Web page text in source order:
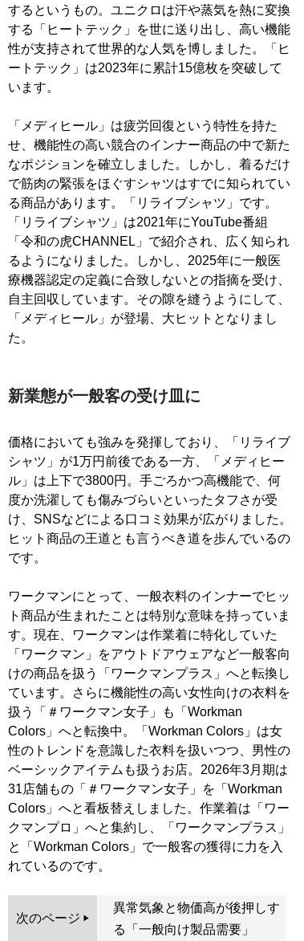
するというもの。ユニクロは汗や蒸気を熱に変換
する「ヒートテック」を世に送り出し、高い機能
性が支持されて世界的な人気を博しました。「ヒ
ートテック」は2023年に累計15億枚を突破して
います。
「メディヒール」は疲労回復という特性を持た
せ、機能性の高い競合のインナー商品の中で新た
なポジションを確立しました。しかし、着るだけ
で筋肉の緊張をほぐすシャツはすでに知られてい
る商品があります。「リライブシャツ」です。
「リライブシャツ」は2021年にYouTube番組
「令和の虎CHANNEL」で紹介され、広く知られ
るようになりました。しかし、2025年に一般医
療機器認定の定義に合致しないとの指摘を受け、
自主回収しています。その隙を縫うようにして、
「メディヒール」が登場、大ヒットとなりまし
た。
新業態が一般客の受け皿に
価格においても強みを発揮しており、「リライブ
シャツ」が1万円前後である一方、「メディヒー
ル」は上下で3800円。手ごろかつ高機能で、何
度か洗濯しても傷みづらいといったタフさが受
け、SNSなどによる口コミ効果が広がりました。
ヒット商品の王道とも言うべき道を歩んでいるの
です。
ワークマンにとって、一般衣料のインナーでヒッ
ト商品が生まれたことは特別な意味を持っていま
す。現在、ワークマンは作業着に特化していた
「ワークマン」をアウトドアウェアなど一般客向
けの商品を扱う「ワークマンプラス」へと転換し
ています。さらに機能性の高い女性向けの衣料を
扱う「＃ワークマン女子」も「Workman
Colors」へと転換中。「Workman Colors」は女
性のトレンドを意識した衣料を扱いつつ、男性の
ベーシックアイテムも扱うお店。2026年3月期は
31店舗もの「＃ワークマン女子」を「Workman
Colors」へと看板替えしました。作業着は「ワー
クマンプロ」へと集約し、「ワークマンプラス」
と「Workman Colors」で一般客の獲得に力を入
れているのです。
次のページ
異常気象と物価高が後押しす
る「一般向け製品需要」